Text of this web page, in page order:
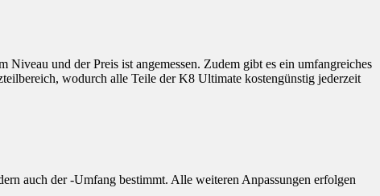
und der Preis ist angemessen. Zudem gibt es ein umfangreiches
wodurch alle Teile der K8 Ultimate kostengünstig jederzeit
auch der -Umfang bestimmt. Alle weiteren Anpassungen erfolgen